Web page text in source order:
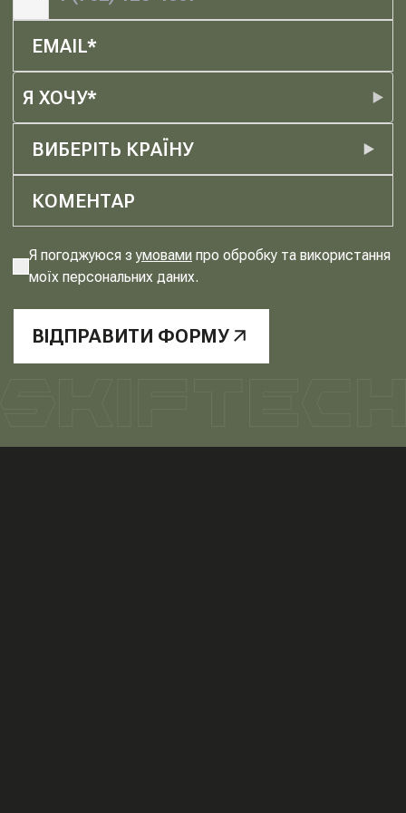
Я ХОЧУ*
ВИБЕРІТЬ КРАЇНУ
Я погоджуюся з умовами про обробку та використання
моїх персональних даних.
ВІДПРАВИТИ ФОРМУ